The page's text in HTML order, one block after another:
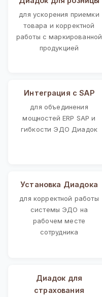
для ускорения приемки
товара и корректной
работы с маркированной
продукцией
Интеграция с SAP
для объединения
мощностей ERP SAP и
гибкости ЭДО Диадок
Установка Диадока
для корректной работы
системы ЭДО на
рабочем месте
сотрудника
Диадок для
страхования